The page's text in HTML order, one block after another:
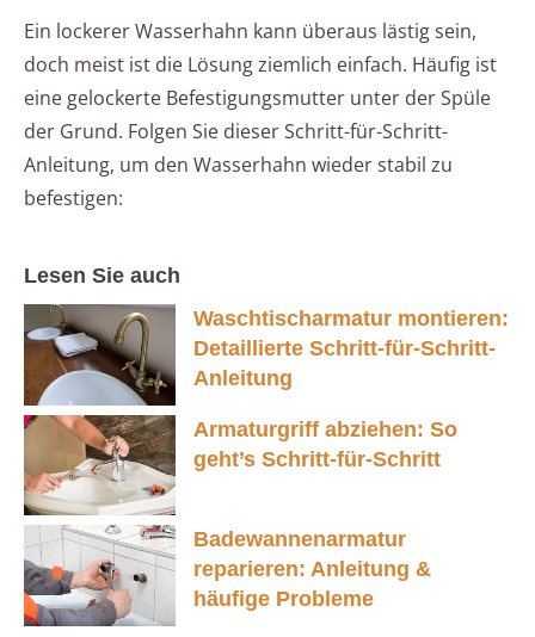
Ein lockerer Wasserhahn kann überaus lästig sein,
doch meist ist die Lösung ziemlich einfach. Häufig ist
eine gelockerte Befestigungsmutter unter der Spüle
der Grund. Folgen Sie dieser Schritt-für-Schritt-
Anleitung, um den Wasserhahn wieder stabil zu
befestigen:
Lesen Sie auch
Waschtischarmatur montieren:
Detaillierte Schritt-für-Schritt-
Anleitung
Armaturgriff abziehen: So
geht’s Schritt-für-Schritt
Badewannenarmatur
reparieren: Anleitung &
häufige Probleme